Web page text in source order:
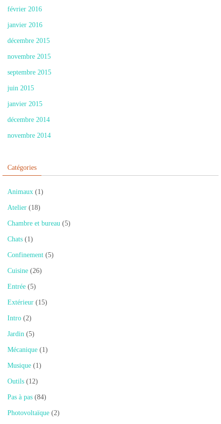
février 2016
janvier 2016
décembre 2015
novembre 2015
septembre 2015
juin 2015
janvier 2015
décembre 2014
novembre 2014
Catégories
Animaux (1)
Atelier (18)
Chambre et bureau (5)
Chats (1)
Confinement (5)
Cuisine (26)
Entrée (5)
Extérieur (15)
Intro (2)
Jardin (5)
Mécanique (1)
Musique (1)
Outils (12)
Pas à pas (84)
Photovoltaïque (2)